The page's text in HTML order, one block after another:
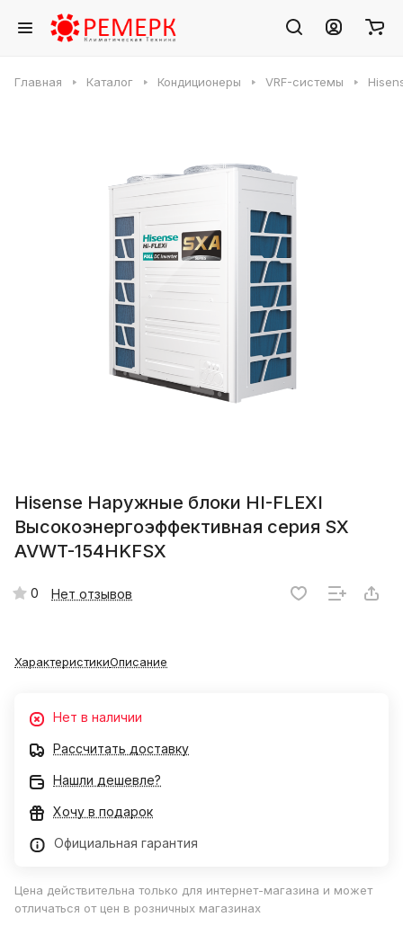
Главная Каталог Кондиционеры VRF-системы
Hisense Наружные блоки HI-FLEXI
Высокоэнергоэффективная серия SX
AVWT-154HKFSX
0 Нет отзывов
ХарактеристикиОписание
Нет в наличии
Рассчитать доставку
Нашли дешевле?
Хочу в подарок
Официальная гарантия
Цена действительна только для интернет-магазина и может
отличаться от цен в розничных магазинах